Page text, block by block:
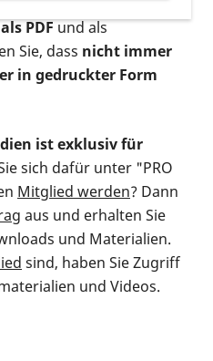
PDFund als
Sie, dass nicht immer
in gedruckter Form
ist exklusiv für
sich dafür unter "PRO
Mitglied werden? Dann
aus und erhalten Sie
und Materialien.
sind, haben Sie Zugriff
und Videos.